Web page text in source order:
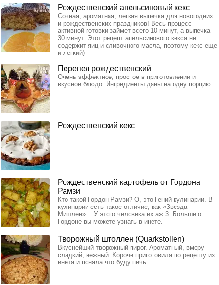
Рождественский апельсиновый кекс
Сочная, ароматная, легкая выпечка для новогодних
и рождественских праздников! Весь процесс
активной готовки займет всего 10 минут, а выпечка
30 минут. Этот рецепт апельсинового кекса не
содержит яиц и сливочного масла, поэтому кекс еще
и легкий)
Перепел рождественский
Очень эффектное, простое в приготовлении и
вкусное блюдо. Ингредиенты даны на одну порцию.
Рождественский кекс
Рождественский картофель от Гордона
Рамзи
Кто такой Гордон Рамзи? О, это Гений кулинарии. В
кулинарии есть такое отличие, как «Звезда
Мишлен»… У этого человека их аж 3. Больше о
Гордоне вы можете узнать в инете.
Творожный штоллен (Quarkstollen)
Вкуснейший творожный пирог. Ароматный, вмеру
сладкий, нежный. Короче приготовила по рецепту из
инета и поняла что буду печь.